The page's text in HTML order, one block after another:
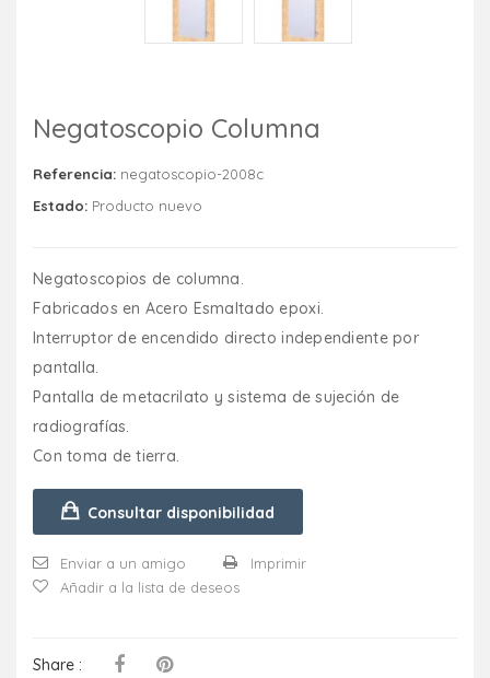
Negatoscopio Columna
Referencia: negatoscopio-2008c
Estado: Producto nuevo
Negatoscopios de columna.
Fabricados en Acero Esmaltado epoxi.
Interruptor de encendido directo independiente por
pantalla.
Pantalla de metacrilato y sistema de sujeción de
radiografías.
Con toma de tierra.
Consultar disponibilidad
Enviar a un amigo
Imprimir
Añadir a la lista de deseos
Share :